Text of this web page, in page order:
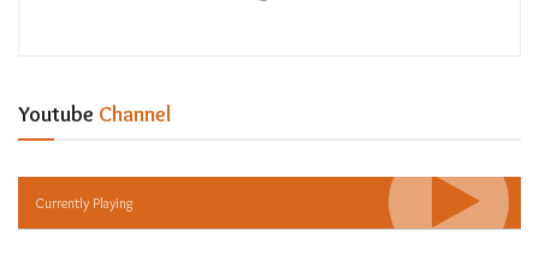
Youtube Channel
Currently Playing